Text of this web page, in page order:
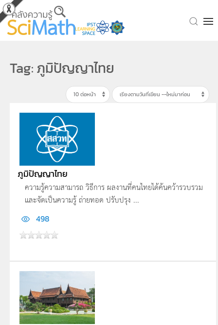
Skip to main content
Tag: ภูมิปัญญาไทย
ภูมิปัญญาไทย
ความรู้ความสามารถ วิธีการ ผลงานที่คนไทยได้ค้นคว้ารวบรวม
และจัดเป็นความรู้ ถ่ายทอด ปรับปรุง ...
498